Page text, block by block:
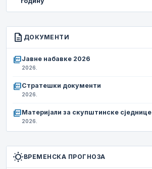
description ДОКУМЕНТИ
picture_as_pdfЈавне набавке 2026
2026.
picture_as_pdfСтратешки документи
2026.
picture_as_pdfМатеријали за скупштинске сједнице
2026.
wb_sunnyВРЕМЕНСКА ПРОГНОЗА